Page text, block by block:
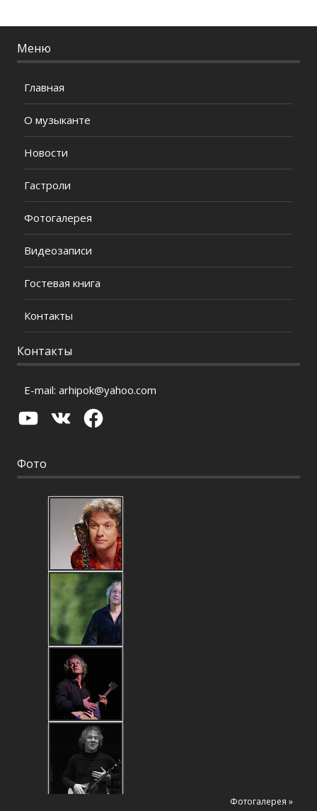
Меню
Главная
О музыканте
Новости
Гастроли
Фотогалерея
Видеозаписи
Гостевая книга
Контакты
Контакты
E-mail:arhipok@yahoo.com
YouTube
VK Facebook
Фото
Фотогалерея »